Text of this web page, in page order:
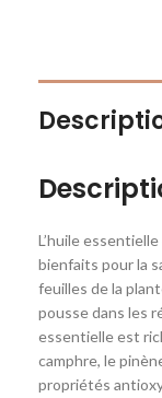
L’huile
bienfaits pour la
feuilles de la
pousse dans les
essentielle est
camphre, le
propriétés